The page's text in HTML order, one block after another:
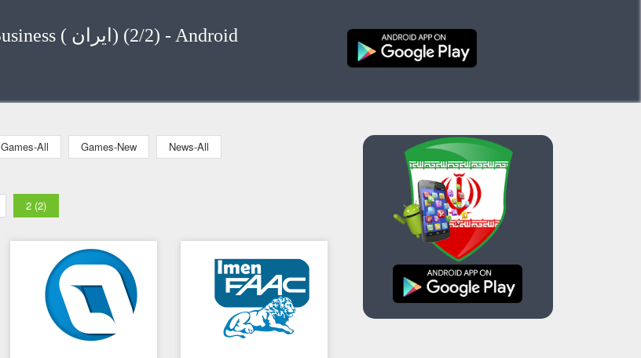
Applications - Applications-Business - Business ( ایران) (2/2) - Android
Games-All Games-New News-All
2 (2)